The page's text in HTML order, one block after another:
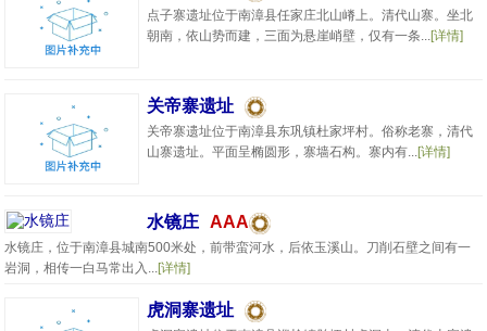
点子寨遗址位于南漳县任家庄北山嵴上。清代山寨。坐北
朝南，依山势而建，三面为悬崖峭壁，仅有一条...[详情]
关帝寨遗址
关帝寨遗址位于南漳县东巩镇杜家坪村。俗称老寨，清代
山寨遗址。平面呈椭圆形，寨墙石构。寨内有...[详情]
水镜庄 AAA
水镜庄，位于南漳县城南500米处，前带蛮河水，后依玉溪山。刀削石壁之间有一
岩洞，相传一白马常出入...[详情]
虎洞寨遗址